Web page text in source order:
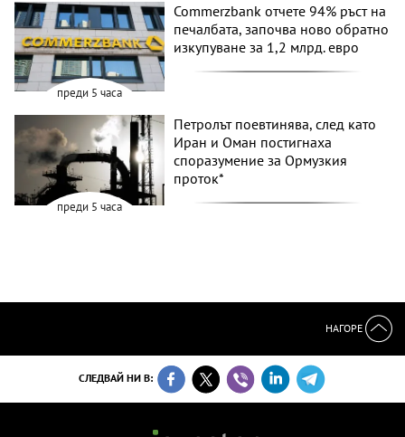
преди 5 часа
Commerzbank отчете 94% ръст на
печалбата, започва ново обратно
изкупуване за 1,2 млрд. евро
преди 5 часа
Петролът поевтинява, след като
Иран и Оман постигнаха
споразумение за Ормузкия
проток*
НАГОРЕ
СЛЕДВАЙ НИ В: